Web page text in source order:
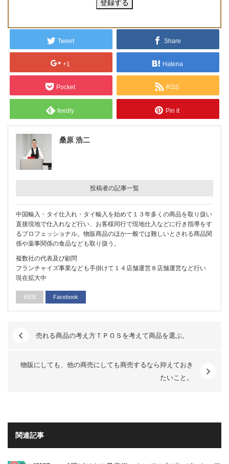
Tweet Share
+1 Hatena
Pocket RSS
feedly Pin it
桑原 浩二
投稿者の記事一覧
中国輸入・タイ仕入れ・タイ輸入を始めて１３年多くの商品を取り扱い
直接現地で仕入れなど行い、お客様同行で現地仕入などに行き指導をす
るプロフェッショナル。物販商品のほか一般では難しいとされる商品関
係や薬事関係の食品なども取り扱う。
複数社の代表及び顧問
フランチャイズ事業なども手掛けて１４店舗運営８店舗運営など行い
現在拡大中
WEB Facebook
売れる商品の考え方ＴＰＯＳを考えて商品を選ぶ。
物販にしても、他の商売にしても商売するなら抑えておき
たいこと。
関連記事